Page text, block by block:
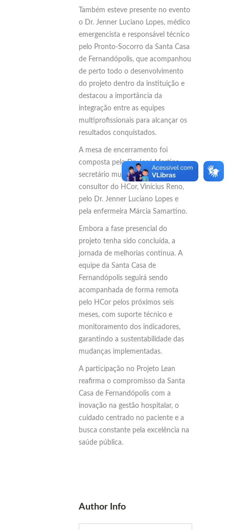
Também esteve presente no evento
o Dr. Jenner Luciano Lopes, médico
emergencista e responsável técnico
pelo Pronto-Socorro da Santa Casa
de Fernandópolis, que acompanhou
de perto todo o desenvolvimento
do projeto dentro da instituição e
destacou a importância da
integração entre as equipes
multiprofissionais para alcançar os
resultados conquistados.
A mesa de encerramento foi
composta pelo Dr. José Martins,
secretário municipal de Saúde, pelo
consultor do HCor, Vinícius Reno,
pelo Dr. Jenner Luciano Lopes e
pela enfermeira Márcia Samartino.
Embora a fase presencial do
projeto tenha sido concluída, a
jornada de melhorias continua. A
equipe da Santa Casa de
Fernandópolis seguirá sendo
acompanhada de forma remota
pelo HCor pelos próximos seis
meses, com suporte técnico e
monitoramento dos indicadores,
garantindo a sustentabilidade das
mudanças implementadas.
A participação no Projeto Lean
reafirma o compromisso da Santa
Casa de Fernandópolis com a
inovação na gestão hospitalar, o
cuidado centrado no paciente e a
busca constante pela excelência na
saúde pública.
Author Info